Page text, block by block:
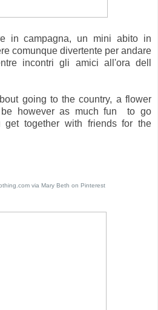
in campagna, un mini abito in
comunque divertente per andare
incontri gli amici all'ora dell
going to the country, a flower
be however as much fun to go
together with friends for the
via Mary Beth on Pinterest